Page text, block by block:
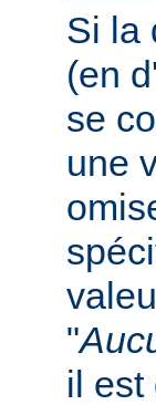
Si la
(en
se
une
"
il est